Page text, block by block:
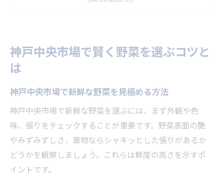
コツ
神戸中央市場で味わう旬の野菜の魅力
旬野菜を楽しむなら神戸中央市場がおすす
め
神戸中央市場の旬野菜で季節感を味わう方
法
神戸の中央市場で旬の野菜に出会う楽しみ
神戸中央市場で賢く野菜を選ぶコツと
は
神戸中央市場で新鮮な野菜を見極める方法
神戸中央市場で新鮮な野菜を選ぶには、まず外観や色
味、張りをチェックすることが重要です。野菜表面の艶
やみずみずしさ、葉物ならシャキッとした張りがあるか
どうかを観察しましょう。これらは鮮度の高さを示すポ
イントです。